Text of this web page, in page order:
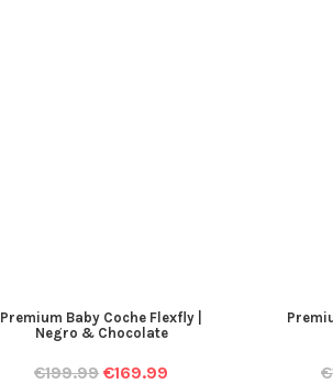
Premium Baby Coche Flexfly |
Negro & Chocolate
€199.99 €169.99 €